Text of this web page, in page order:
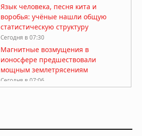
Язык человека, песня кита и
воробья: учёные нашли общую
статистическую структуру
Сегодня в 07:30
Магнитные возмущения в
ионосфере предшествовали
мощным землетрясениям
Сегодня в 07:06